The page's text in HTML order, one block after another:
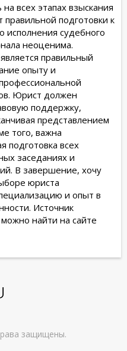
всех этапах взыскания
подготовки к
исполнения судебного
неоценима.
правильный
опыту и
Юрист должен
поддержку,
представлением
того, важна
подготовка всех
заседаниях и
В завершение, хочу
юриста
и опыт в
Источник
найти на сайте
защищены.